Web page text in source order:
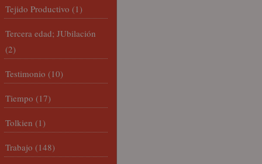
Tejido Productivo (1)
Tercera edad; JUbilación
(2)
Testimonio (10)
Tiempo (17)
Tolkien (1)
Trabajo (148)